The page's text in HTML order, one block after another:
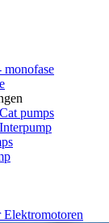
pumps
Elektromotoren